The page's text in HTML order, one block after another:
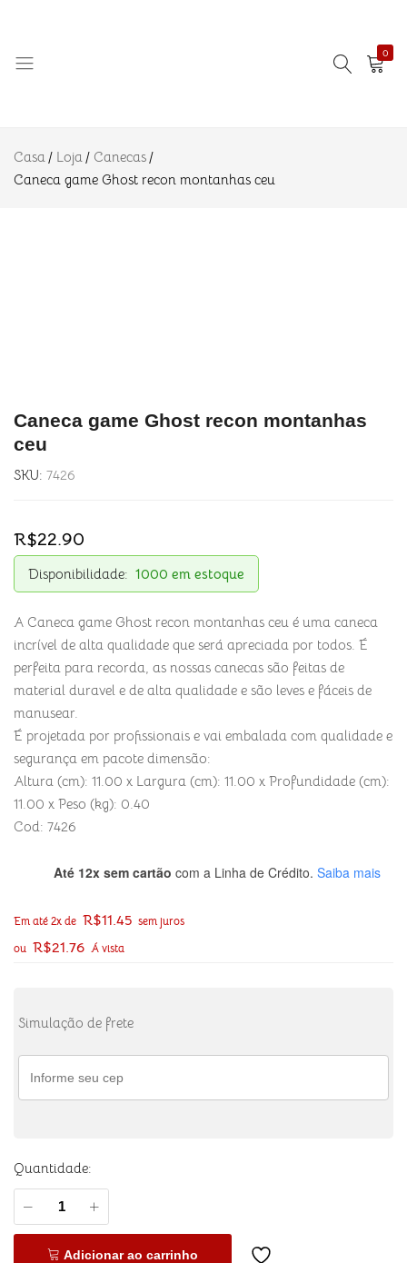
0
Casa Loja
Canecas
Caneca game Ghost recon montanhas ceu
Caneca game Ghost recon montanhas
ceu
SKU: 7426
R$22.90
Disponibilidade: 1000 em estoque
A Caneca game Ghost recon montanhas ceu é uma caneca
incrível de alta qualidade que será apreciada por todos. É
perfeita para recorda, as nossas canecas são feitas de
material duravel e de alta qualidade e são leves e fáceis de
manusear.
É projetada por profissionais e vai embalada com qualidade e
segurança em pacote dimensão:
Altura (cm): 11.00 x Largura (cm): 11.00 x Profundidade (cm):
11.00 x Peso (kg): 0.40
Cod: 7426
Até 12x sem cartão com a Linha de Crédito. Saiba mais
Em até 2x de R$11.45 sem juros
ou R$21.76 Á vista
Simulação de frete
Quantidade:
Adicionar ao carrinho
Avaliações
(0)